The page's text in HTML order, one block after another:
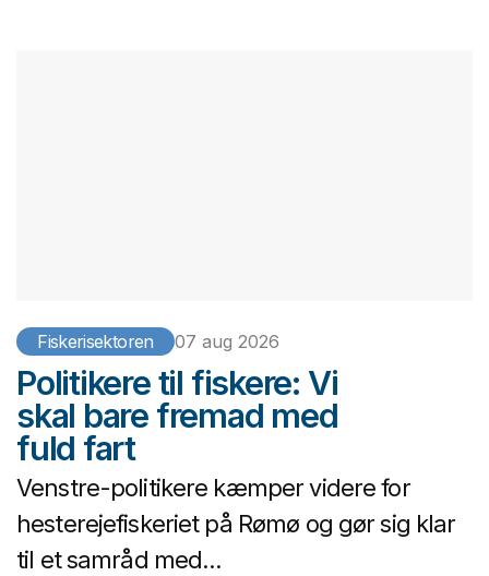
Fiskerisektoren 07 aug 2026
Politikere til fiskere: Vi
skal bare fremad med
fuld fart
Venstre-politikere kæmper videre for
hesterejefiskeriet på Rømø og gør sig klar
til et samråd med...